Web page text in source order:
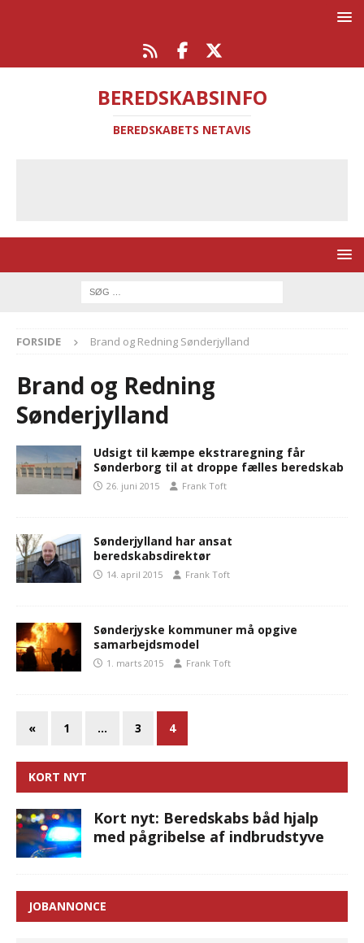
BEREDSKABSINFO
BEREDSKABETS NETAVIS
FORSIDE Brand og Redning Sønderjylland
Brand og Redning
Sønderjylland
Udsigt til kæmpe ekstraregning får
Sønderborg til at droppe fælles beredskab
26. juni 2015 Frank Toft
Sønderjylland har ansat
beredskabsdirektør
14. april 2015 Frank Toft
Sønderjyske kommuner må opgive
samarbejdsmodel
1. marts 2015 Frank Toft
« 1 … 3 4
KORT NYT
Kort nyt: Beredskabs båd hjalp
med pågribelse af indbrudstyve
JOBANNONCE